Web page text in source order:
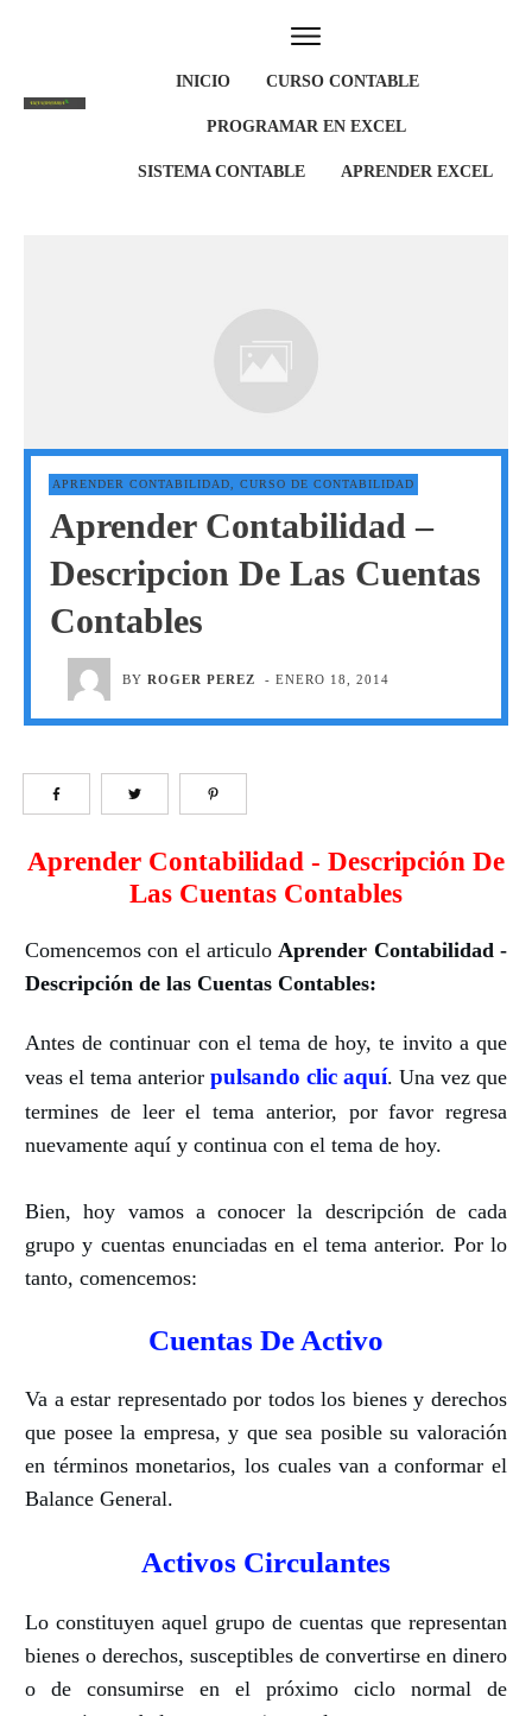
INICIO CURSO CONTABLE
PROGRAMAR EN EXCEL
SISTEMA CONTABLE APRENDER EXCEL
APRENDER CONTABILIDAD CURSO DE CONTABILIDAD
Aprender Contabilidad –
Descripcion De Las Cuentas
Contables
BYROGER PEREZ -ENERO 18, 2014
Aprender Contabilidad - Descripción De
Las Cuentas Contables
Comencemos con el articuloAprender Contabilidad -
Descripción de las Cuentas Contables:
Antes de continuar con el tema de hoy, te invito a que
veas el tema anterior pulsando clic aquí. Una vez que
termines de leer el tema anterior, por favor regresa
nuevamente aquí y continua con el tema de hoy.
Bien, hoy vamos a conocer la descripción de cada
grupo y cuentas enunciadas en el tema anterior. Por lo
tanto, comencemos:
Cuentas De Activo
Va a estar representado por todos los bienes y derechos
que posee la empresa, y que sea posible su valoración
en términos monetarios, los cuales van a conformar el
Balance General.
Activos Circulantes
Lo constituyen aquel grupo de cuentas que representan
bienes o derechos, susceptibles de convertirse en dinero
o de consumirse en el próximo ciclo normal de